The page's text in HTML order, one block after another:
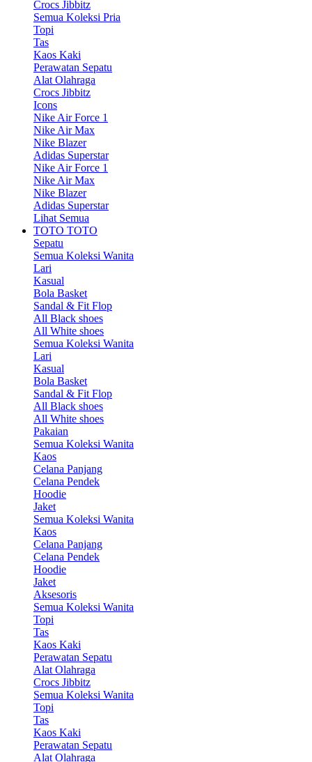
Crocs Jibbitz
Semua Koleksi Pria
Topi
Tas
Kaos Kaki
Perawatan Sepatu
Alat Olahraga
Crocs Jibbitz
Icons
Nike Air Force 1
Nike Air Max
Nike Blazer
Adidas Superstar
Nike Air Force 1
Nike Air Max
Nike Blazer
Adidas Superstar
Lihat Semua
TOTO TOTO
Sepatu
Semua Koleksi Wanita
Lari
Kasual
Bola Basket
Sandal & Fit Flop
All Black shoes
All White shoes
Semua Koleksi Wanita
Lari
Kasual
Bola Basket
Sandal & Fit Flop
All Black shoes
All White shoes
Pakaian
Semua Koleksi Wanita
Kaos
Celana Panjang
Celana Pendek
Hoodie
Jaket
Semua Koleksi Wanita
Kaos
Celana Panjang
Celana Pendek
Hoodie
Jaket
Aksesoris
Semua Koleksi Wanita
Topi
Tas
Kaos Kaki
Perawatan Sepatu
Alat Olahraga
Crocs Jibbitz
Semua Koleksi Wanita
Topi
Tas
Kaos Kaki
Perawatan Sepatu
Alat Olahraga